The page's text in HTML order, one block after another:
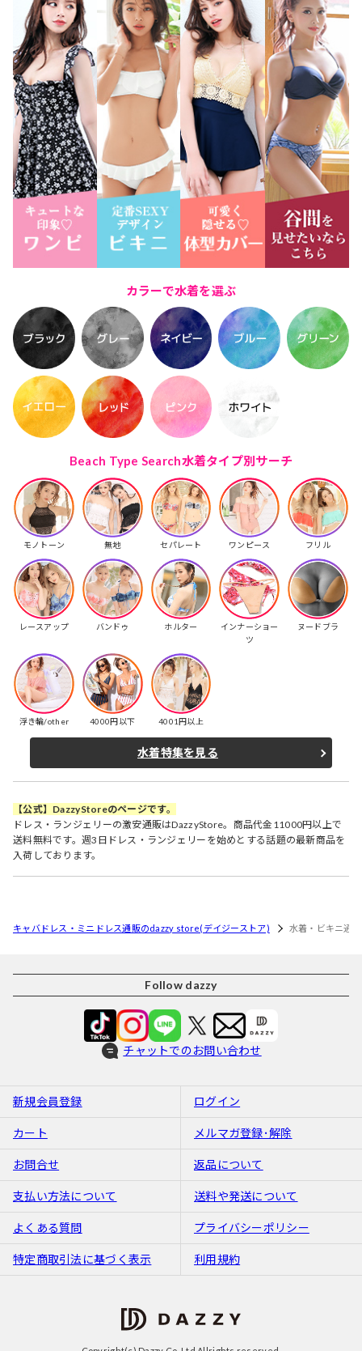
カラーで水着を選ぶ
Beach Type Search水着タイプ別サーチ
モノトーン 無地 セパレート ワンピース フリル
レースアップ バンドゥ ホルター
インナーショー
ツ
ヌードブラ
浮き輪/other 4000円以下 4001円以上
水着特集を見る
【公式】DazzyStoreのページです。
ドレス・ランジェリーの激安通販はDazzyStore。商品代金11000円以上で
送料無料です。週3日ドレス・ランジェリーを始めとする話題の最新商品を
入荷しております。
キャバドレス・ミニドレス通販のdazzy store(デイジーストア) 水着・ビキニ通販
Follow dazzy
チャットでのお問い合わせ
新規会員登録 ログイン
カート メルマガ登録･解除
お問合せ 返品について
支払い方法について 送料や発送について
よくある質問 プライバシーポリシー
特定商取引法に基づく表示 利用規約